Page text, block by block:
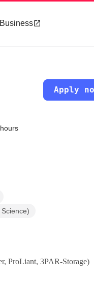
Apply
ProLiant, 3PAR-Storage)